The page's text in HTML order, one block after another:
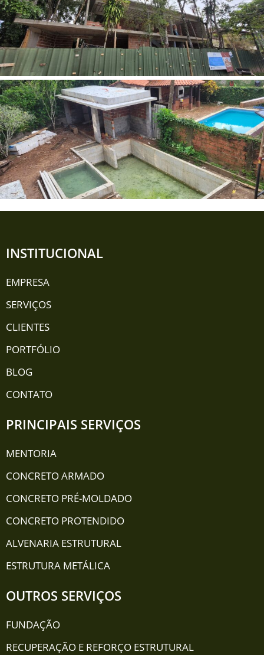
INSTITUCIONAL
EMPRESA
SERVIÇOS
CLIENTES
PORTFÓLIO
BLOG
CONTATO
PRINCIPAIS SERVIÇOS
MENTORIA
CONCRETO ARMADO
CONCRETO PRÉ-MOLDADO
CONCRETO PROTENDIDO
ALVENARIA ESTRUTURAL
ESTRUTURA METÁLICA
OUTROS SERVIÇOS
FUNDAÇÃO
RECUPERAÇÃO E REFORÇO ESTRUTURAL